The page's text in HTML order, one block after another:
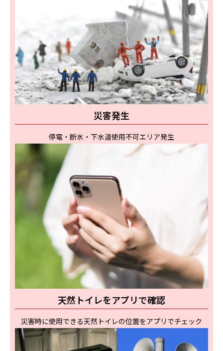
災害発生
停電・断水・下水道使用不可エリア発生
天然トイレをアプリで確認
災害時に使用できる天然トイレの位置をアプリでチェック